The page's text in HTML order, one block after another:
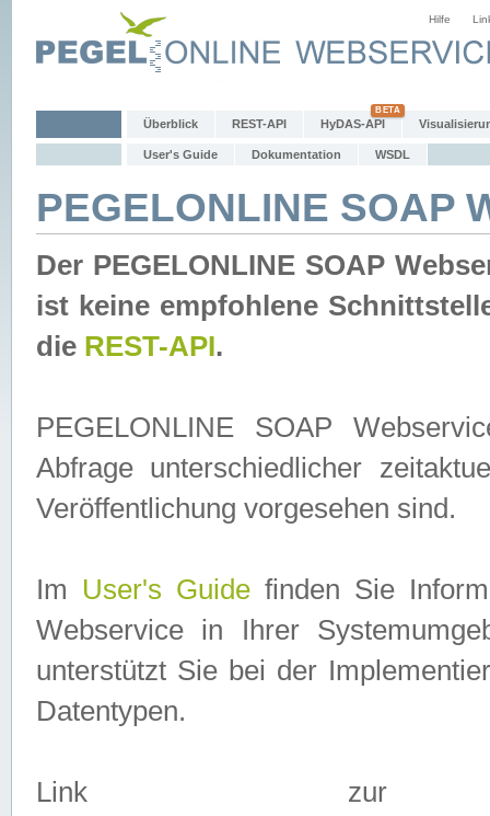
Hilfe
Überblick REST-API HyDAS-API
User's Guide Dokumentation WSDL
PEGELONLINE SOAP
Der PEGELONLINE SOAP
ist keine empfohlene
die REST-API.
PEGELONLINE SOAP
Abfrage unterschiedlicher
Veröffentlichung vorgesehen sind.
Im User's Guidefinden Sie
Webservice in Ihrer
unterstützt Sie bei der
Datentypen.
Link zur